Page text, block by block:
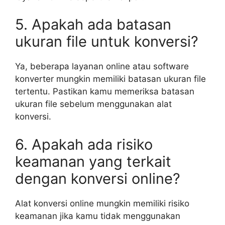
5. Apakah ada batasan
ukuran file untuk konversi?
Ya, beberapa layanan online atau software
konverter mungkin memiliki batasan ukuran file
tertentu. Pastikan kamu memeriksa batasan
ukuran file sebelum menggunakan alat
konversi.
6. Apakah ada risiko
keamanan yang terkait
dengan konversi online?
Alat konversi online mungkin memiliki risiko
keamanan jika kamu tidak menggunakan